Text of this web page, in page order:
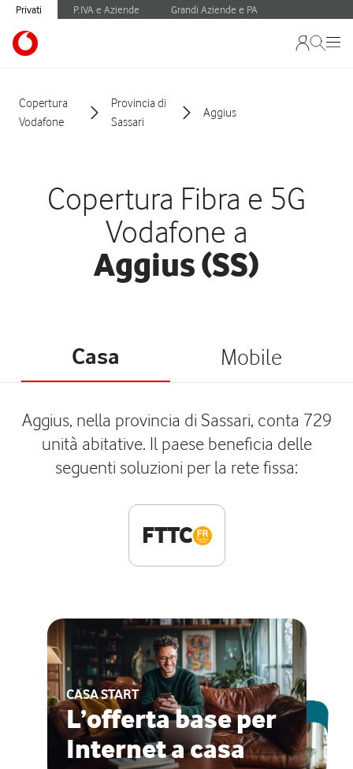
Privati P.IVA e Aziende Grandi Aziende e PA
Copertura
Vodafone
Provincia di
Sassari
Aggius
Copertura Fibra e 5G
Vodafone a
Aggius (SS)
Casa Mobile
Aggius, nella provincia di Sassari, conta 729
unità abitative. Il paese beneficia delle
seguenti soluzioni per la rete fissa:
FTTC
CASA START
L’offerta base per
Internet a casa
ESCLUSIVA ONLINE